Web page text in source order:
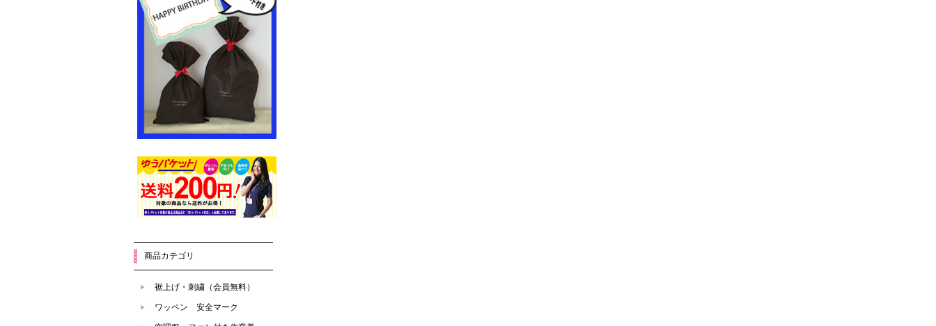
商品カテゴリ
裾上げ・刺繍（会員無料）
ワッペン 安全マーク